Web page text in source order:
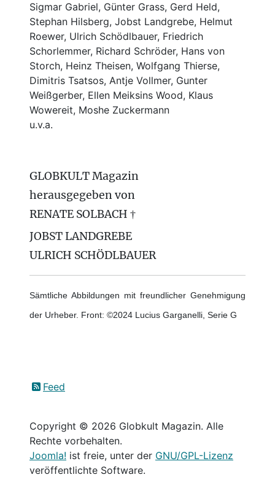
Sigmar Gabriel, Günter Grass, Gerd Held,
Stephan Hilsberg, Jobst Landgrebe, Helmut
Roewer, Ulrich Schödlbauer, Friedrich
Schorlemmer, Richard Schröder, Hans von
Storch, Heinz Theisen, Wolfgang Thierse,
Dimitris Tsatsos, Antje Vollmer, Gunter
Weißgerber, Ellen Meiksins Wood, Klaus
Wowereit, Moshe Zuckermann
u.v.a.
GLOBKULT Magazin
herausgegeben von
RENATE SOLBACH †
JOBST LANDGREBE
ULRICH SCHÖDLBAUER
Sämtliche Abbildungen mit freundlicher Genehmigung
der Urheber. Front: ©2024 Lucius Garganelli, Serie G
Feed
Copyright © 2026 Globkult Magazin. Alle
Rechte vorbehalten.
Joomla! ist freie, unter der GNU/GPL-Lizenz
veröffentlichte Software.